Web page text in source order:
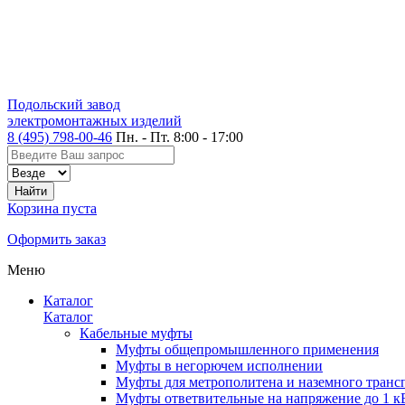
Подольский завод
электромонтажных изделий
8 (495) 798-00-46 Пн. - Пт. 8:00 - 17:00
Корзина пуста
Оформить заказ
Меню
Каталог
Каталог
Кабельные муфты
Муфты общепромышленного применения
Муфты в негорючем исполнении
Муфты для метрополитена и наземного
Муфты ответвительные на напряжение до 1